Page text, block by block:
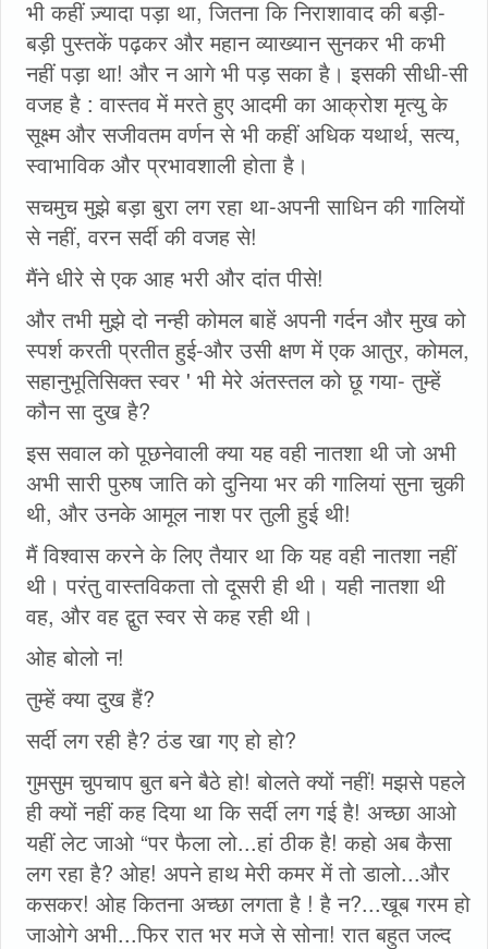
भी कहीं ज़्यादा पड़ा था, जितना कि निराशावाद की बड़ी-
बड़ी पुस्तकें पढ़कर और महान व्याख्यान सुनकर भी कभी
नहीं पड़ा था! और न आगे भी पड़ सका है। इसकी सीधी-सी
वजह है : वास्तव में मरते हुए आदमी का आक्रोश मृत्यु के
सूक्ष्म और सजीवतम वर्णन से भी कहीं अधिक यथार्थ, सत्य,
स्वाभाविक और प्रभावशाली होता है।
सचमुच मुझे बड़ा बुरा लग रहा था-अपनी साधिन की गालियों
से नहीं, वरन सर्दी की वजह से!
मैंने धीरे से एक आह भरी और दांत पीसे!
और तभी मुझे दो नन्ही कोमल बाहें अपनी गर्दन और मुख को
स्पर्श करती प्रतीत हुई-और उसी क्षण में एक आतुर, कोमल,
सहानुभूतिसिक्त स्वर ' भी मेरे अंतस्तल को छू गया- तुम्हें
कौन सा दुख है?
इस सवाल को पूछनेवाली क्या यह वही नातशा थी जो अभी
अभी सारी पुरुष जाति को दुनिया भर की गालियां सुना चुकी
थी, और उनके आमूल नाश पर तुली हुई थी!
मैं विश्वास करने के लिए तैयार था कि यह वही नातशा नहीं
थी। परंतु वास्तविकता तो दूसरी ही थी। यही नातशा थी
वह, और वह द्वुत स्वर से कह रही थी।
ओह बोलो न!
तुम्हें क्या दुख हैं?
सर्दी लग रही है? ठंड खा गए हो हो?
गुमसुम चुपचाप बुत बने बैठे हो! बोलते क्यों नहीं! मझसे पहले
ही क्यों नहीं कह दिया था कि सर्दी लग गई है! अच्छा आओ
यहीं लेट जाओ “पर फैला लो...हां ठीक है! कहो अब कैसा
लग रहा है? ओह! अपने हाथ मेरी कमर में तो डालो...और
कसकर! ओह कितना अच्छा लगता है ! है न?...खूब गरम हो
जाओगे अभी...फिर रात भर मजे से सोना! रात बहुत जल्द